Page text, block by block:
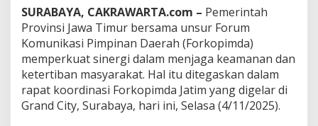
k
s
i
D
i
n
J
a
SURABAYA, CAKRAWARTA.com – Pemerintah
Provinsi Jawa Timur bersama unsur Forum
Komunikasi Pimpinan Daerah (Forkopimda)
memperkuat sinergi dalam menjaga keamanan dan
ketertiban masyarakat. Hal itu ditegaskan dalam
rapat koordinasi Forkopimda Jatim yang digelar di
Grand City, Surabaya, hari ini, Selasa (4/11/2025).